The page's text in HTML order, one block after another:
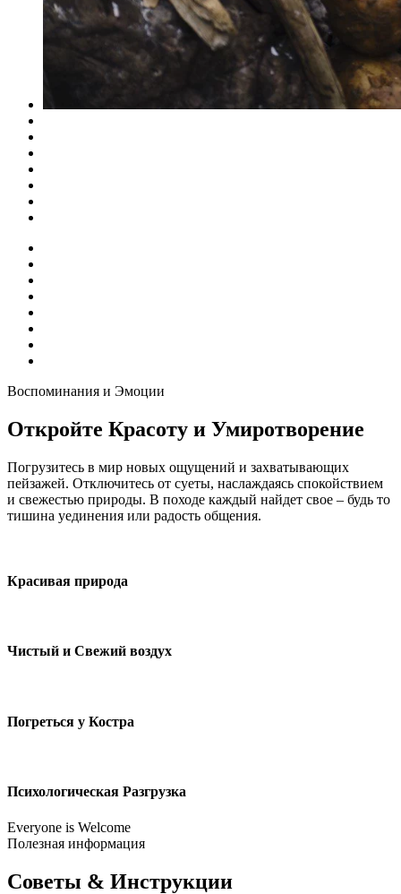
Воспоминания и Эмоции
Откройте Красоту и Умиротворение
Погрузитесь в мир новых ощущений и захватывающих
пейзажей. Отключитесь от суеты, наслаждаясь спокойствием
и свежестью природы. В походе каждый найдет свое – будь то
тишина уединения или радость общения.
Красивая природа
Чистый и Свежий воздух
Погреться у Костра
Психологическая Разгрузка
Everyone is Welcome
Полезная информация
Советы & Инструкции